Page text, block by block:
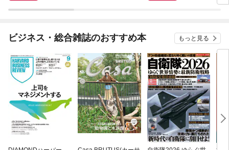
ビジネス・総合雑誌のおすすめ本 もっと見る